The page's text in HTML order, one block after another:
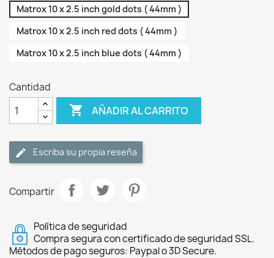
Matrox 10 x 2.5 inch gold dots ( 44mm )
Matrox 10 x 2.5 inch red dots ( 44mm )
Matrox 10 x 2.5 inch blue dots ( 44mm )
Cantidad
 AÑADIR AL CARRITO
Escriba su propia reseña
Compartir
Política de seguridad
Compra segura con certificado de seguridad SSL.
Métodos de pago seguros: Paypal o 3D Secure.